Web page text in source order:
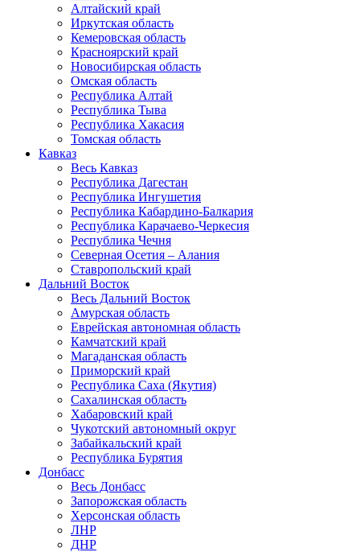
Алтайский край
Иркутская область
Кемеровская область
Красноярский край
Новосибирская область
Омская область
Республика Алтай
Республика Тыва
Республика Хакасия
Томская область
Кавказ
Весь Кавказ
Республика Дагестан
Республика Ингушетия
Республика Кабардино-Балкария
Республика Карачаево-Черкесия
Республика Чечня
Северная Осетия – Алания
Ставропольский край
Дальний Восток
Весь Дальний Восток
Амурская область
Еврейская автономная область
Камчатский край
Магаданская область
Приморский край
Республика Саха (Якутия)
Сахалинская область
Хабаровский край
Чукотский автономный округ
Забайкальский край
Республика Бурятия
Донбасс
Весь Донбасс
Запорожская область
Херсонская область
ЛНР
ДНР